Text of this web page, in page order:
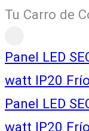
Tu Carro de
Panel LED
watt IP20
Panel LED
watt IP20